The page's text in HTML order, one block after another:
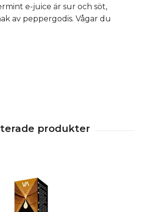
e-juice är sur och söt,
av peppergodis. Vågar du